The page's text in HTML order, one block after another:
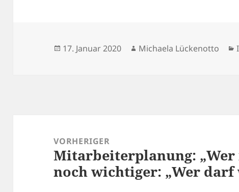
Veröffentlicht
17. Januar 2020 Autor
Michaela Lückenotto
VORHERIGER
Vorheriger
Beitrag:
Mitarbeiterplanung: „Wer
noch wichtiger: „Wer darf